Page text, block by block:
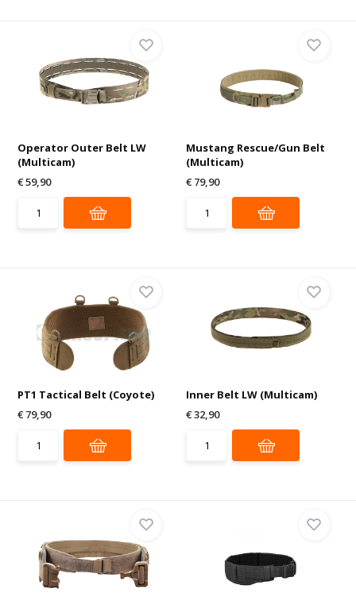
Operator Outer Belt LW
(Multicam)
€ 59,90
Mustang Rescue/Gun Belt
(Multicam)
€ 79,90
PT1 Tactical Belt (Coyote)
€ 79,90
Inner Belt LW (Multicam)
€ 32,90